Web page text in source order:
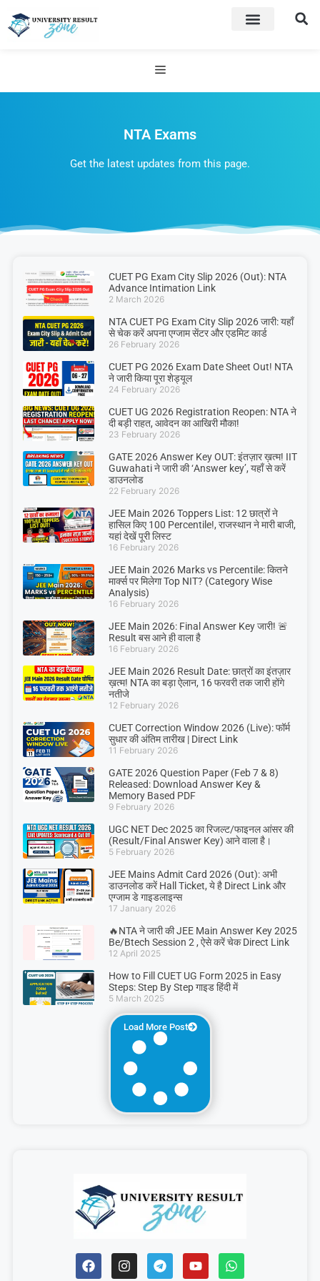
NTA Exams
Get the latest updates from this page.
CUET PG Exam City Slip 2026 (Out): NTA
Advance Intimation Link
2 March 2026
NTA CUET PG Exam City Slip 2026 जारी: यहाँ
से चेक करें अपना एग्जाम सेंटर और एडमिट कार्ड
26 February 2026
CUET PG 2026 Exam Date Sheet Out! NTA
ने जारी किया पूरा शेड्यूल
24 February 2026
CUET UG 2026 Registration Reopen: NTA ने
दी बड़ी राहत, आवेदन का आखिरी मौका!
23 February 2026
GATE 2026 Answer Key OUT: इंतज़ार ख़त्म! IIT
Guwahati ने जारी की ‘Answer key’, यहाँ से करें
डाउनलोड
22 February 2026
JEE Main 2026 Toppers List: 12 छात्रों ने
हासिल किए 100 Percentile!, राजस्थान ने मारी बाजी,
यहां देखें पूरी लिस्ट
16 February 2026
JEE Main 2026 Marks vs Percentile: कितने
मार्क्स पर मिलेगा Top NIT? (Category Wise
Analysis)
16 February 2026
JEE Main 2026: Final Answer Key जारी! 🚨
Result बस आने ही वाला है
16 February 2026
JEE Main 2026 Result Date: छात्रों का इंतज़ार
ख़त्म! NTA का बड़ा ऐलान, 16 फरवरी तक जारी होंगे
नतीजे
12 February 2026
CUET Correction Window 2026 (Live): फॉर्म
सुधार की अंतिम तारीख | Direct Link
11 February 2026
GATE 2026 Question Paper (Feb 7 & 8)
Released: Download Answer Key &
Memory Based PDF
9 February 2026
UGC NET Dec 2025 का रिजल्ट/फाइनल आंसर की
(Result/Final Answer Key) आने वाला है।
5 February 2026
JEE Mains Admit Card 2026 (Out): अभी
डाउनलोड करें Hall Ticket, ये है Direct Link और
एग्जाम डे गाइडलाइन्स
17 January 2026
🔥NTA ने जारी की JEE Main Answer Key 2025
Be/Btech Session 2 , ऐसे करें चेक Direct Link
12 April 2025
How to Fill CUET UG Form 2025 in Easy
Steps: Step By Step गाइड हिंदी में
5 March 2025
Load More Post